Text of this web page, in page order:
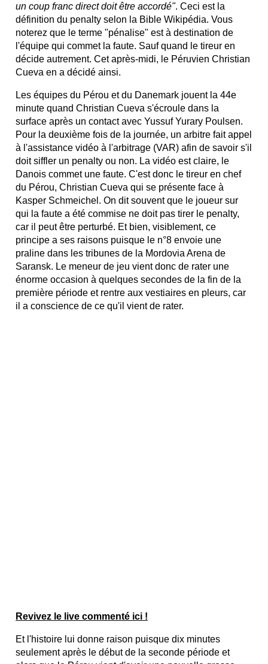
un coup franc direct doit être accordé". Ceci est la
définition du penalty selon la Bible Wikipédia. Vous
noterez que le terme "pénalise" est à destination de
l'équipe qui commet la faute. Sauf quand le tireur en
décide autrement. Cet après-midi, le Péruvien Christian
Cueva en a décidé ainsi.
Les équipes du Pérou et du Danemark jouent la 44e
minute quand Christian Cueva s'écroule dans la
surface après un contact avec Yussuf Yurary Poulsen.
Pour la deuxième fois de la journée, un arbitre fait appel
à l'assistance vidéo à l'arbitrage (VAR) afin de savoir s'il
doit siffler un penalty ou non. La vidéo est claire, le
Danois commet une faute. C'est donc le tireur en chef
du Pérou, Christian Cueva qui se présente face à
Kasper Schmeichel. On dit souvent que le joueur sur
qui la faute a été commise ne doit pas tirer le penalty,
car il peut être perturbé. Et bien, visiblement, ce
principe a ses raisons puisque le n°8 envoie une
praline dans les tribunes de la Mordovia Arena de
Saransk. Le meneur de jeu vient donc de rater une
énorme occasion à quelques secondes de la fin de la
première période et rentre aux vestiaires en pleurs, car
il a conscience de ce qu'il vient de rater.
Revivez le live commenté ici !
Et l'histoire lui donne raison puisque dix minutes
seulement après le début de la seconde période et